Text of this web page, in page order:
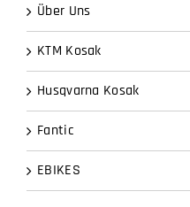
Über Uns
KTM Kosak
Husqvarna Kosak
Fantic
EBIKES